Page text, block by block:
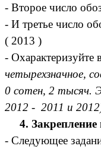
- Второе число
- И третье число
( 2013 )
- Охарактеризуйте
четырехзначное,
0 сотен, 2 тысяч.
2012 - 2011 и
4. Закрепление
- Следующее